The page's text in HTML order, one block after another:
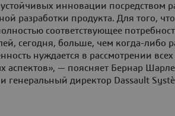
инновации посредством
разработки продукта. Для того,
соответствующее
сегодня, больше, чем когда-либо
нуждается в рассмотрении
аспектов», — поясняет Бернар
генеральный директор Dassault